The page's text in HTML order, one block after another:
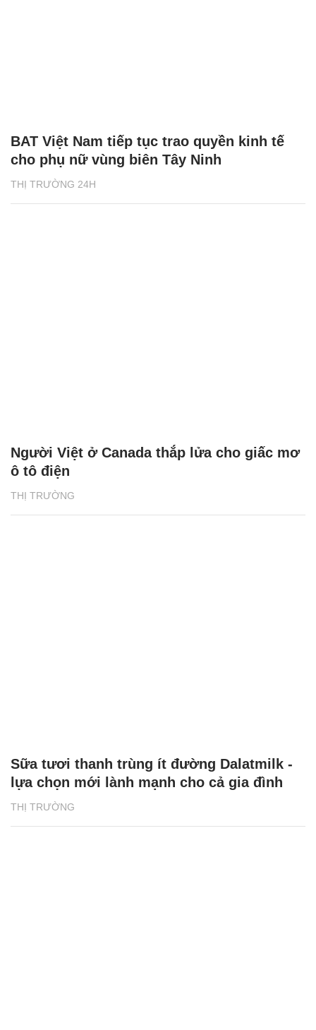
THỊ TRƯỜNG 24H
BAT Việt Nam tiếp tục trao quyền kinh tế
cho phụ nữ vùng biên Tây Ninh
THỊ TRƯỜNG
Người Việt ở Canada thắp lửa cho giấc mơ
ô tô điện
THỊ TRƯỜNG
Sữa tươi thanh trùng ít đường Dalatmilk -
lựa chọn mới lành mạnh cho cả gia đình